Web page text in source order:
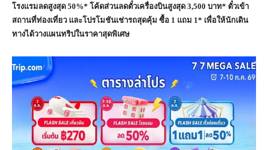
โรงแรมลดสูงสุด 50%* โค้ดส่วนลดตั๋วเครื่องบินสูงสุด 3,500 บาท* ตั๋วเข้า
สถานที่ท่องเที่ยว และโปรโมชันเช่ารถสุดคุ้ม ซื้อ 1 แถม 1* เพื่อให้นักเดิน
ทางได้วางแผนทริปในราคาสุดพิเศษ